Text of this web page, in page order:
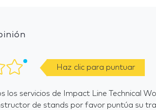
Haz clic para puntuar
los servicios de Impact Line Technical
de stands por favor puntúa su